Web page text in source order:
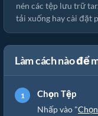
nén các tệp lưu trữ
tải xuống hay cài đặt
Làm cách nào để
Chọn Tệp
Nhấp vào "